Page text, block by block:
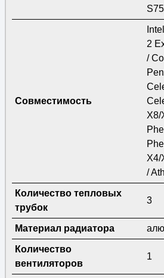
Совместимость
2
/
X8/
X4/
/
Количество тепловых
трубок
3
Материал радиатора
Количество
вентиляторов
1